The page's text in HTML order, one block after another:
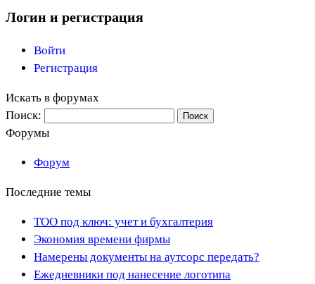
Логин и регистрация
Войти
Регистрация
Искать в форумах
Поиск:
Форумы
Форум
Последние темы
ТОО под ключ: учет и бухгалтерия
Экономия времени фирмы
Намерены документы на аутсорс передать?
Ежедневники под нанесение логотипа